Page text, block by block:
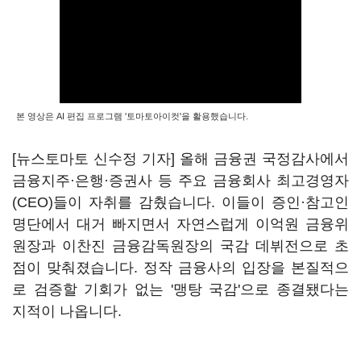
본 영상은 AI 편집 프로그램 '토마토아이컷'을 활용했습니다.
[뉴스토마토 신수정 기자] 올해 금융권 국정감사에서
금융지주·은행·증권사 등 주요 금융회사 최고경영자
(CEO)들이 자취를 감췄습니다. 이들이 증인·참고인
명단에서 대거 빠지면서 자연스럽게 이억원 금융위
원장과 이찬진 금융감독원장의 국감 데뷔전으로 초
점이 맞춰졌습니다. 정작 금융사의 입장을 본질적으
로 검증할 기회가 없는 '맹탕 국감'으로 종결됐다는
지적이 나옵니다.